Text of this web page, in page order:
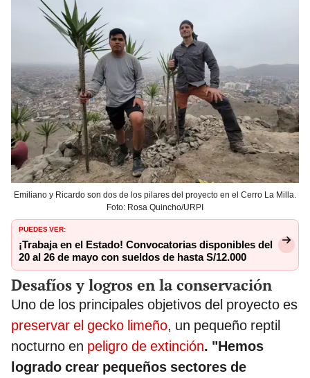
Emiliano y Ricardo son dos de los pilares del proyecto en el Cerro La Milla.
Foto: Rosa Quincho/URPI
PUEDES VER:
¡Trabaja en el Estado! Convocatorias disponibles del
20 al 26 de mayo con sueldos de hasta S/12.000
Desafíos y logros en la conservación
Uno de los principales objetivos del proyecto es
preservar el gecko limeño, un pequeño reptil
nocturno en peligro de extinción. "Hemos
logrado crear pequeños sectores de